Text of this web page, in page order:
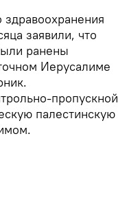
заявили, что
ранены
Иерусалиме
пропускной
палестинскую